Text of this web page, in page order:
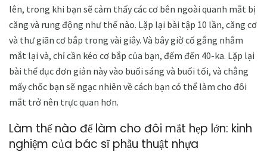
lên, trong khi bạn sẽ cảm thấy các cơ bên ngoài quanh mắt bị
căng và rung động như thế nào. Lặp lại bài tập 10 lần, căng cơ
và thư giãn cơ bắp trong vài giây. Và bây giờ cố gắng nhắm
mắt lại và, chỉ cần kéo cơ bắp của bạn, đếm đến 40-ka. Lặp lại
bài thể dục đơn giản này vào buổi sáng và buổi tối, và chẳng
mấy chốc bạn sẽ ngạc nhiên về cách bạn có thể làm cho đôi
mắt trở nên trực quan hơn.
Làm thế nào để làm cho đôi mắt hẹp lớn: kinh
nghiệm của bác sĩ phẫu thuật nhựa